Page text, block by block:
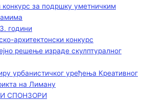
конкурс за подршку уметничким
години
архитектонски конкурс
решење израде скулптуралног
урбанистичког уређења Креативног
на Лиману
СПОНЗОРИ